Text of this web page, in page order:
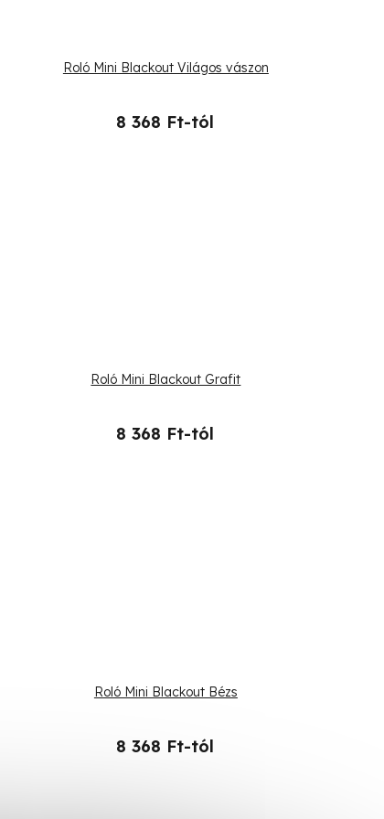
Roló Mini Blackout Világos vászon
8 368 Ft-tól
Roló Mini Blackout Grafit
8 368 Ft-tól
Roló Mini Blackout Bézs
8 368 Ft-tól